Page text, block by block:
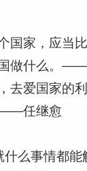
国家，应
做什么。
去爱国家
——任继愈
什么事情都